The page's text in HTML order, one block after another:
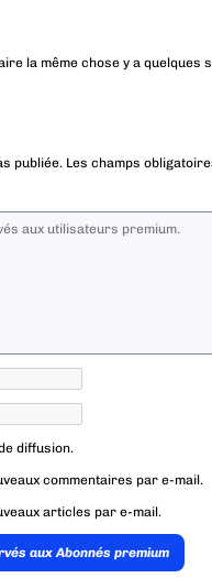
la même chose y a quelques
publiée. Les champs
diffusion.
commentaires par e-mail.
articles par e-mail.
aux Abonnés premium